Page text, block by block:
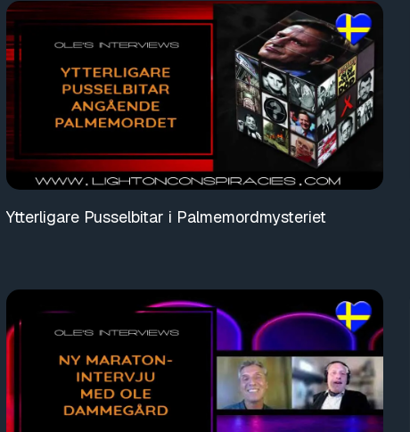
Ytterligare Pusselbitar i Palmemordmysteriet